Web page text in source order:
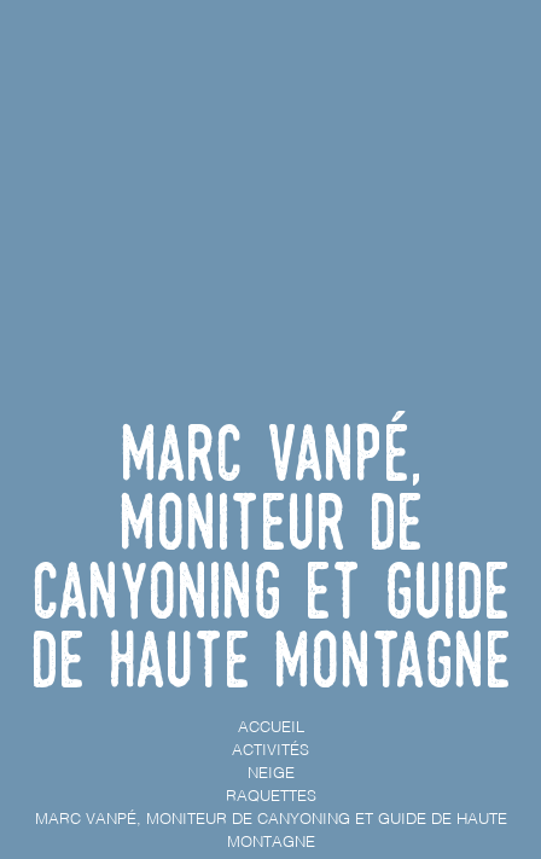
Marc Vanpé,
moniteur de
canyoning et guide
de haute montagne
ACCUEIL
ACTIVITÉS
NEIGE
RAQUETTES
MARC VANPÉ, MONITEUR DE CANYONING ET GUIDE DE HAUTE
MONTAGNE